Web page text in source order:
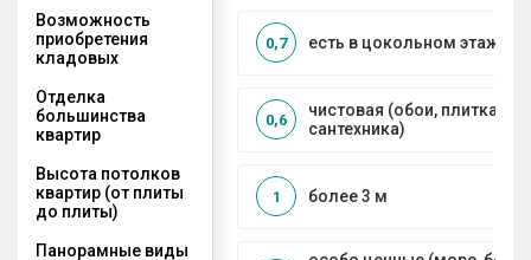
Возможность
приобретения
кладовых
есть в цокольном этаже
0,7
Отделка
большинства
квартир
чистовая (обои, плитка,
сантехника)
0,6
Высота потолков
квартир (от плиты
до плиты)
более 3 м
1
Панорамные виды